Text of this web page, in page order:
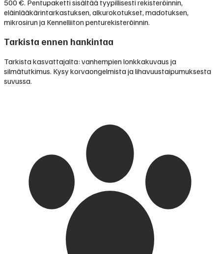
500 €. Pentupaketti sisältää tyypillisesti rekisteröinnin,
eläinlääkärintarkastuksen, alkurokotukset, madotuksen,
mikrosirun ja Kennelliiton penturekisteröinnin.
Tarkista ennen hankintaa
Tarkista kasvattajalta: vanhempien lonkkakuvaus ja
silmätutkimus. Kysy korvaongelmista ja lihavuustaipumuksesta
suvussa.